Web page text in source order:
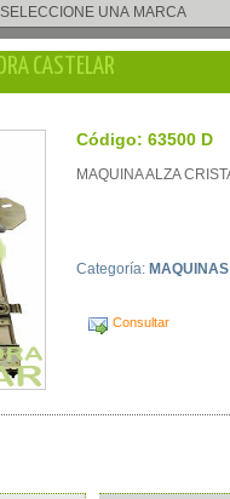
CASTELAR
Código: 63500 D
MAQUINA ALZA
Categoría:
Consultar